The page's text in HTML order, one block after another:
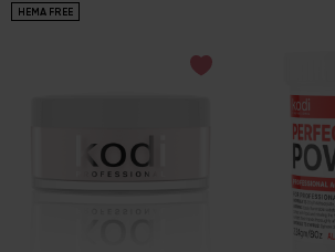
HEMA FREE